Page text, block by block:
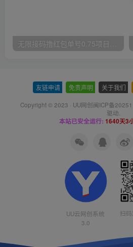
无限接码撸红包单号0.75项目无偿分享给你【揭秘】
友链申请 免责声明 关于我们
Copyright © 2023 · UU网创闽ICP备
驱动.
本站已安全运行: 1640天3
UU云网创系统
3.0
扫